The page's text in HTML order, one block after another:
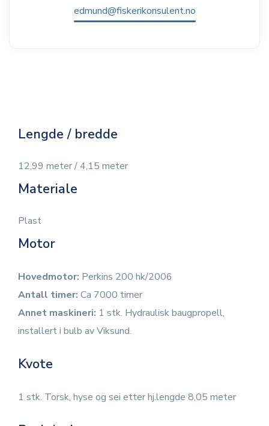
edmund@fiskerikonsulent.no
Lengde / bredde
12,99 meter / 4,15 meter
Materiale
Plast
Motor
Hovedmotor: Perkins 200 hk/2006
Antall timer: Ca 7000 timer
Annet maskineri: 1 stk. Hydraulisk baugpropell,
installert i bulb av Viksund.
Kvote
1 stk. Torsk, hyse og sei etter hj.lengde 8,05 meter